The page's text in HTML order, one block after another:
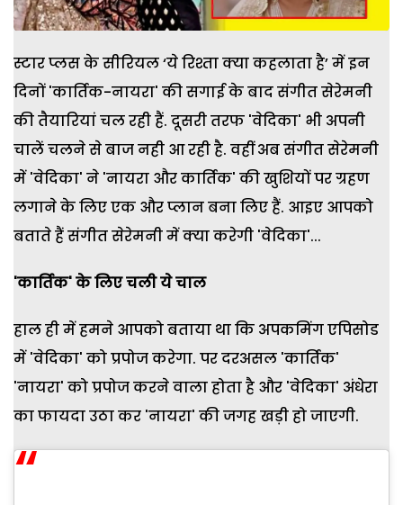
स्टार प्लस के सीरियल ‘ये रिश्ता क्या कहलाता है’ में इन
दिनों 'कार्तिक-नायरा' की सगाई के बाद संगीत सेरेमनी
की तैयारियां चल रही हैं. दूसरी तरफ 'वेदिका' भी अपनी
चालें चलने से बाज नही आ रही है. वहीं अब संगीत सेरेमनी
में 'वेदिका' ने 'नायरा और कार्तिक' की खुशियों पर ग्रहण
लगाने के लिए एक और प्लान बना लिए हैं. आइए आपको
बताते हैं संगीत सेरेमनी में क्या करेगी 'वेदिका'...
'कार्तिक' के लिए चली ये चाल
हाल ही में हमने आपको बताया था कि अपकमिंग एपिसोड
में 'वेदिका' को प्रपोज करेगा. पर दरअसल 'कार्तिक'
'नायरा' को प्रपोज करने वाला होता है और 'वेदिका' अंधेरा
का फायदा उठा कर 'नायरा' की जगह खड़ी हो जाएगी.